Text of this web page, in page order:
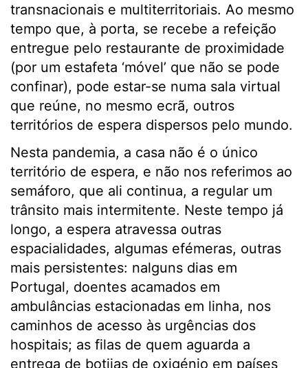
transnacionais e multiterritoriais. Ao mesmo
tempo que, à porta, se recebe a refeição
entregue pelo restaurante de proximidade
(por um estafeta ‘móvel’ que não se pode
confinar), pode estar-se numa sala virtual
que reúne, no mesmo ecrã, outros
territórios de espera dispersos pelo mundo.
Nesta pandemia, a casa não é o único
território de espera, e não nos referimos ao
semáforo, que ali continua, a regular um
trânsito mais intermitente. Neste tempo já
longo, a espera atravessa outras
espacialidades, algumas efémeras, outras
mais persistentes: nalguns dias em
Portugal, doentes acamados em
ambulâncias estacionadas em linha, nos
caminhos de acesso às urgências dos
hospitais; as filas de quem aguarda a
entrega de botijas de oxigénio em países